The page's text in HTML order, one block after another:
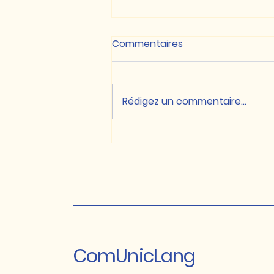
N’diaye ou Ndiaye ?
logique
Commentaires
Rédigez un commentaire...
ComUnicLang